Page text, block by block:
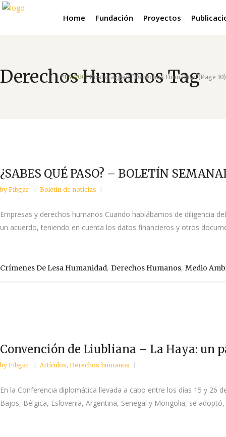
Home Fundación Proyectos
Derechos Humanos Tag
FIBGAR /Posts tagged "Derechos Humanos"(Page 10)
¿SABES QUÉ PASO? – BOLETÍN
by Fibgar Boletin de noticias
Empresas y derechos humanos Cuando hablábamos de diligencia
un acuerdo, teniendo en cuenta los datos financieros y otros
Crímenes De Lesa Humanidad, Derechos Humanos, Medio
Convención de Liubliana – La Haya: un
by Fibgar Artículos, Derechos humanos
En la Conferencia diplomática llevada a cabo entre los días 15 y 26
Bajos, Bélgica, Eslovenia, Argentina, Senegal y Mongolia, se